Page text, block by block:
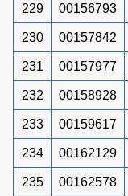
229 00156793
230 00157842
231 00157977
232 00158928
233 00159617
234 00162129
235 00162578